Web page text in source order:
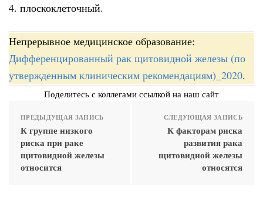
4. плоскоклеточный.
Непрерывное медицинское образование:
Дифференцированный рак щитовидной железы (по
утвержденным клиническим рекомендациям)_2020.
Поделитесь с коллегами ссылкой на наш сайт
ПРЕДЫДУЩАЯ ЗАПИСЬ
К группе низкого
риска при раке
щитовидной железы
относится
СЛЕДУЮЩАЯ ЗАПИСЬ
К факторам риска
развития рака
щитовидной железы
относятся